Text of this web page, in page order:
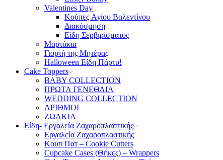
Valentines Day
Κούπες Aγίου Βαλεντίνου
Διακόσμηση
Είδη Σερβιρίσματος
Μαρτάκια
Γιορτή της Μητέρας
Halloween Είδη Πάρτυ!
Cake Toppers
BABY COLLECTION
ΠΡΩΤΑ ΓΕΝΕΘΛΙΑ
WEDDING COLLECTION
ΑΡΙΘΜΟΙ
ΖΩΑΚΙΑ
Είδη- Εργαλεία Ζαχαροπλαστικής
Εργαλεία Ζαχαροπλαστικής
Κουπ Πατ – Cookie Cutters
Cupcake Cases (Θήκες) – Wrappers